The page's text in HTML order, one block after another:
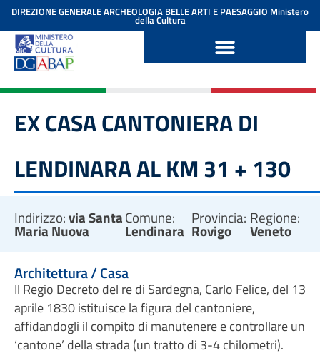
contenuto
DIREZIONE GENERALE ARCHEOLOGIA BELLE ARTI E PAESAGGIO Ministero
della Cultura
EX CASA CANTONIERA DI
LENDINARA AL KM 31 + 130
Indirizzo:via Santa
Maria Nuova
Comune:
Lendinara
Provincia:
Rovigo
Regione:
Veneto
Architettura / Casa
Il Regio Decreto del re di Sardegna, Carlo Felice, del 13
aprile 1830 istituisce la figura del cantoniere,
affidandogli il compito di manutenere e controllare un
‘cantone’ della strada (un tratto di 3-4 chilometri).